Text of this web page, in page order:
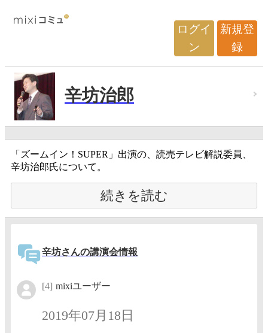
ログイ
ン
新規登
録
辛坊治郎
「ズームイン！SUPER」出演の、読売テレビ解説委員、
辛坊治郎氏について。
続きを読む
辛坊さんの講演会情報
[4] mixiユーザー
2019年07月18日